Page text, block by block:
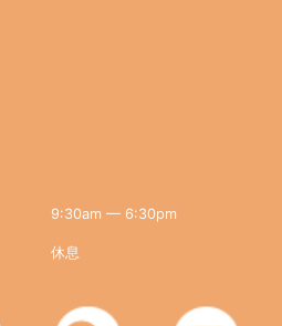
9:30am — 6:30pm
休息